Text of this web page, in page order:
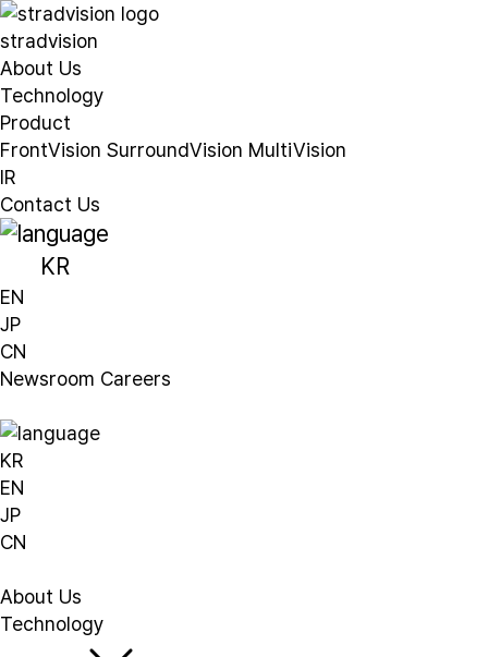
stradvision
About Us
Technology
Product
FrontVision SurroundVision MultiVision
IR
Contact Us
KR
EN
JP
CN
Newsroom Careers
KR
EN
JP
CN
About Us
Technology